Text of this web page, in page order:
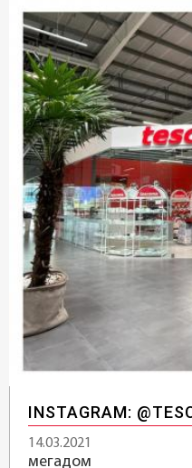
INSTAGRAM:
14.03.2021
мегадом